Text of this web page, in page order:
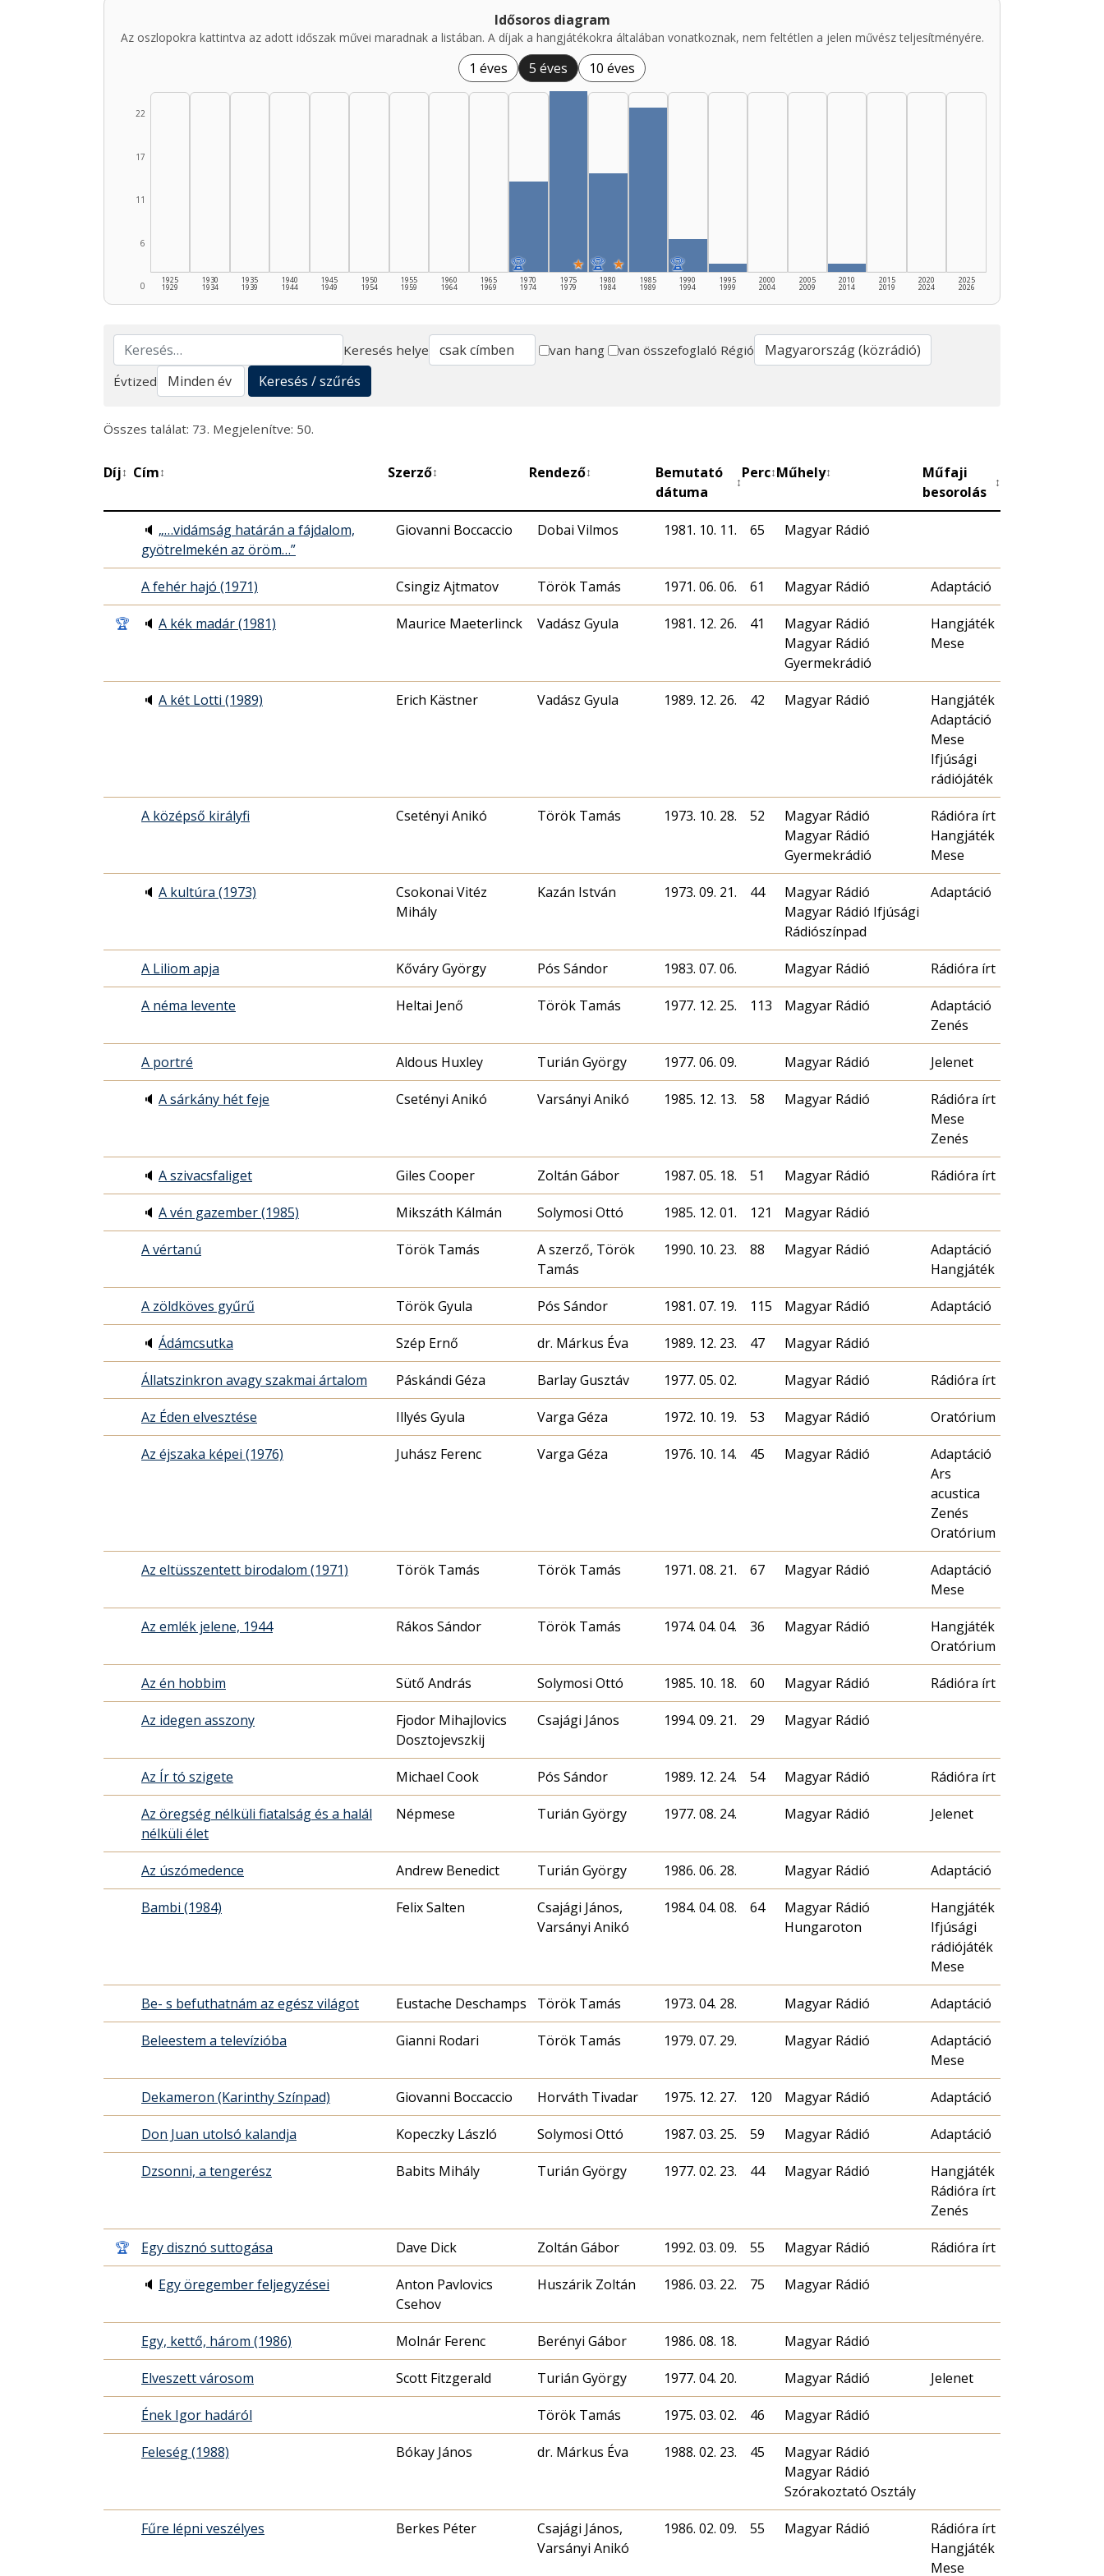
Idősoros diagram
Az oszlopokra kattintva az adott időszak művei maradnak a listában. A díjak a hangjátékokra általában vonatkoznak, nem feltétlen a jelen művész teljesítményére.
1 éves 5 éves 10 éves
0
6
11
17
22
1925
1929
1930
1934
1935
1939
1940
1944
1945
1949
1950
1954
1955
1959
1960
1964
1965
1969
🏆
1970
1974
★
1975
1979
🏆 ★
1980
1984
1985
1989
🏆
1990
1994
1995
1999
2000
2004
2005
2009
2010
2014
2015
2019
2020
2024
2025
2026
Keresés
Keresés helye van hang van összefoglaló Régió
Évtized
Keresés / szűrés
Összes találat: 73. Megjelenítve: 50.
Díj↕ Cím↕ Szerző↕ Rendező↕
Bemutató
dátuma
↕
Perc↕Műhely↕
Műfaji
besorolás
↕
🔈 „…vidámság határán a fájdalom,
gyötrelmekén az öröm…”
Giovanni Boccaccio Dobai Vilmos 1981. 10. 11. 65 Magyar Rádió
A fehér hajó (1971) Csingiz Ajtmatov Török Tamás 1971. 06. 06. 61 Magyar Rádió Adaptáció
🏆 🔈 A kék madár (1981) Maurice Maeterlinck Vadász Gyula 1981. 12. 26. 41
Magyar Rádió
Magyar Rádió
Gyermekrádió
Hangjáték
Mese
🔈 A két Lotti (1989) Erich Kästner Vadász Gyula 1989. 12. 26. 42 Magyar Rádió
Hangjáték
Adaptáció
Mese
Ifjúsági
rádiójáték
A középső királyfi Csetényi Anikó Török Tamás 1973. 10. 28. 52
Magyar Rádió
Magyar Rádió
Gyermekrádió
Rádióra írt
Hangjáték
Mese
🔈 A kultúra (1973)
Csokonai Vitéz
Mihály
Kazán István 1973. 09. 21. 44
Magyar Rádió
Magyar Rádió Ifjúsági
Rádiószínpad
Adaptáció
A Liliom apja Kőváry György Pós Sándor 1983. 07. 06. Magyar Rádió Rádióra írt
A néma levente Heltai Jenő Török Tamás 1977. 12. 25. 113 Magyar Rádió
Adaptáció
Zenés
A portré Aldous Huxley Turián György 1977. 06. 09. Magyar Rádió Jelenet
🔈 A sárkány hét feje Csetényi Anikó Varsányi Anikó 1985. 12. 13. 58 Magyar Rádió
Rádióra írt
Mese
Zenés
🔈 A szivacsfaliget Giles Cooper Zoltán Gábor 1987. 05. 18. 51 Magyar Rádió Rádióra írt
🔈 A vén gazember (1985) Mikszáth Kálmán Solymosi Ottó 1985. 12. 01. 121 Magyar Rádió
A vértanú Török Tamás
A szerző, Török
Tamás
1990. 10. 23. 88 Magyar Rádió
Adaptáció
Hangjáték
A zöldköves gyűrű Török Gyula Pós Sándor 1981. 07. 19. 115 Magyar Rádió Adaptáció
🔈 Ádámcsutka Szép Ernő dr. Márkus Éva 1989. 12. 23. 47 Magyar Rádió
Állatszinkron avagy szakmai ártalom Páskándi Géza Barlay Gusztáv 1977. 05. 02. Magyar Rádió Rádióra írt
Az Éden elvesztése Illyés Gyula Varga Géza 1972. 10. 19. 53 Magyar Rádió Oratórium
Az éjszaka képei (1976) Juhász Ferenc Varga Géza 1976. 10. 14. 45 Magyar Rádió
Adaptáció
Ars
acustica
Zenés
Oratórium
Az eltüsszentett birodalom (1971) Török Tamás Török Tamás 1971. 08. 21. 67 Magyar Rádió
Adaptáció
Mese
Az emlék jelene, 1944 Rákos Sándor Török Tamás 1974. 04. 04. 36 Magyar Rádió
Hangjáték
Oratórium
Az én hobbim Sütő András Solymosi Ottó 1985. 10. 18. 60 Magyar Rádió Rádióra írt
Az idegen asszony
Fjodor Mihajlovics
Dosztojevszkij
Csajági János 1994. 09. 21. 29 Magyar Rádió
Az Ír tó szigete Michael Cook Pós Sándor 1989. 12. 24. 54 Magyar Rádió Rádióra írt
Az öregség nélküli fiatalság és a halál
nélküli élet
Népmese Turián György 1977. 08. 24. Magyar Rádió Jelenet
Az úszómedence Andrew Benedict Turián György 1986. 06. 28. Magyar Rádió Adaptáció
Bambi (1984) Felix Salten
Csajági János,
Varsányi Anikó
1984. 04. 08. 64
Magyar Rádió
Hungaroton
Hangjáték
Ifjúsági
rádiójáték
Mese
Be- s befuthatnám az egész világot Eustache Deschamps Török Tamás 1973. 04. 28. Magyar Rádió Adaptáció
Beleestem a televízióba Gianni Rodari Török Tamás 1979. 07. 29. Magyar Rádió
Adaptáció
Mese
Dekameron (Karinthy Színpad) Giovanni Boccaccio Horváth Tivadar 1975. 12. 27. 120 Magyar Rádió Adaptáció
Don Juan utolsó kalandja Kopeczky László Solymosi Ottó 1987. 03. 25. 59 Magyar Rádió Adaptáció
Dzsonni, a tengerész Babits Mihály Turián György 1977. 02. 23. 44 Magyar Rádió
Hangjáték
Rádióra írt
Zenés
🏆 Egy disznó suttogása Dave Dick Zoltán Gábor 1992. 03. 09. 55 Magyar Rádió Rádióra írt
🔈 Egy öregember feljegyzései
Anton Pavlovics
Csehov
Huszárik Zoltán 1986. 03. 22. 75 Magyar Rádió
Egy, kettő, három (1986) Molnár Ferenc Berényi Gábor 1986. 08. 18. Magyar Rádió
Elveszett városom Scott Fitzgerald Turián György 1977. 04. 20. Magyar Rádió Jelenet
Ének Igor hadáról Török Tamás 1975. 03. 02. 46 Magyar Rádió
Feleség (1988) Bókay János dr. Márkus Éva 1988. 02. 23. 45
Magyar Rádió
Magyar Rádió
Szórakoztató Osztály
Fűre lépni veszélyes Berkes Péter
Csajági János,
Varsányi Anikó
1986. 02. 09. 55 Magyar Rádió
Rádióra írt
Hangjáték
Mese